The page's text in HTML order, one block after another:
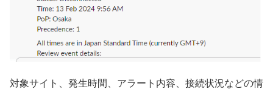
対象サイト、発生時間、アラート内容、接続状況などの情